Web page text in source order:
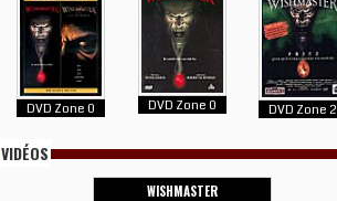
DVD Zone 0 DVD Zone 0 DVD Zone 2
VIDÉOS
WISHMASTER